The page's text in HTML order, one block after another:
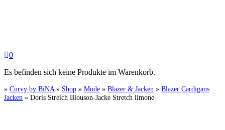
0
Es befinden sich keine Produkte im Warenkorb.
» Curvy by BiNA » Shop » Mode » Blazer & Jacken » Blazer Cardigans
Jacken » Doris Streich Blouson-Jacke Stretch limone